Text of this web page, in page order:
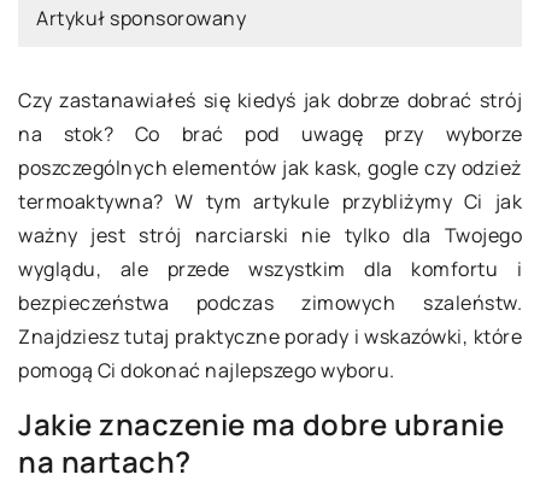
Artykuł sponsorowany
Czy zastanawiałeś się kiedyś jak dobrze dobrać strój
na stok? Co brać pod uwagę przy wyborze
poszczególnych elementów jak kask, gogle czy odzież
termoaktywna? W tym artykule przybliżymy Ci jak
ważny jest strój narciarski nie tylko dla Twojego
wyglądu, ale przede wszystkim dla komfortu i
bezpieczeństwa podczas zimowych szaleństw.
Znajdziesz tutaj praktyczne porady i wskazówki, które
pomogą Ci dokonać najlepszego wyboru.
Jakie znaczenie ma dobre ubranie
na nartach?